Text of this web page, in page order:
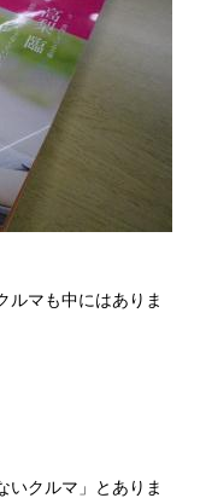
ルマも中にはありま
いクルマ」とありま